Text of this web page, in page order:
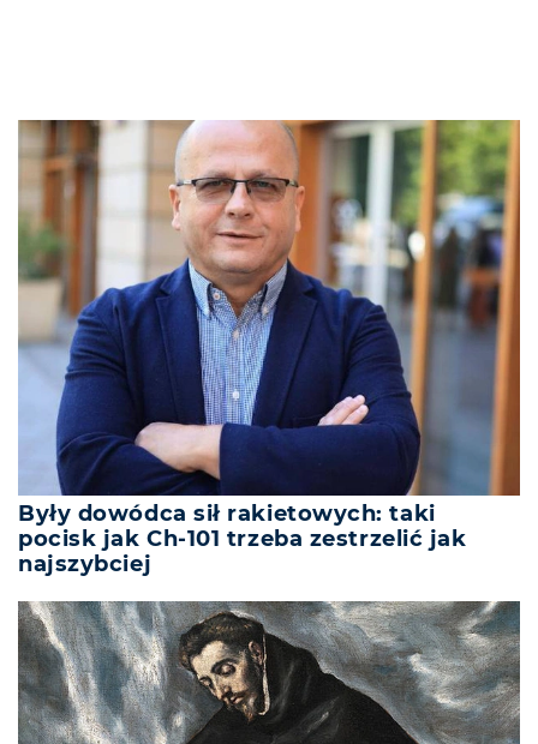
Były dowódca sił rakietowych: taki
pocisk jak Ch-101 trzeba zestrzelić jak
najszybciej